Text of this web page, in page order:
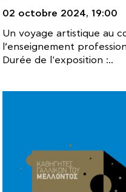
02 octobre 2024, 19:00
Un voyage artistique au
l’enseignement
Durée de l'exposition :..